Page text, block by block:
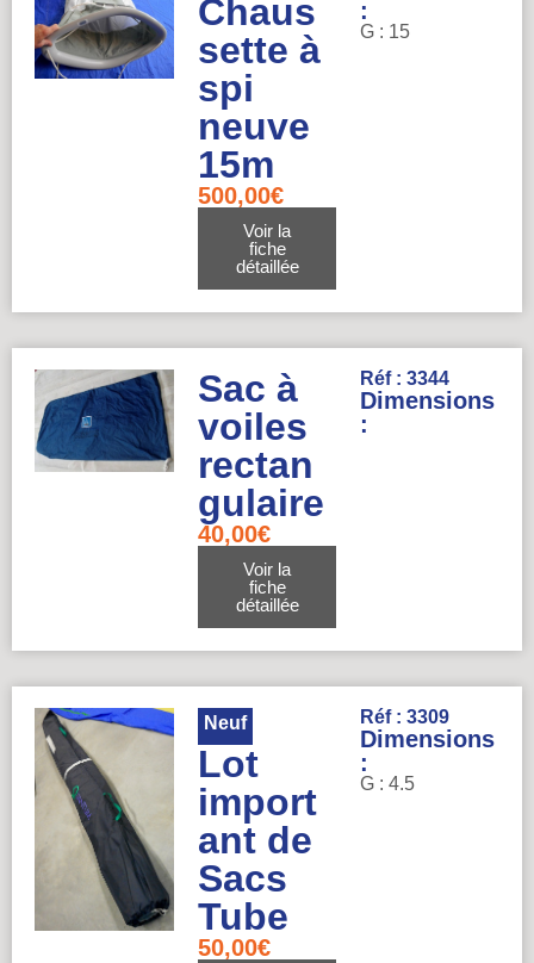
Chaus
sette à
spi
neuve
15m
500,00€
Voir la
fiche
détaillée
:
G : 15
Sac à
voiles
rectan
gulaire
40,00€
Voir la
fiche
détaillée
Réf : 3344
Dimensions
:
Neuf
Lot
import
ant de
Sacs
Tube
50,00€
Réf : 3309
Dimensions
:
G : 4.5